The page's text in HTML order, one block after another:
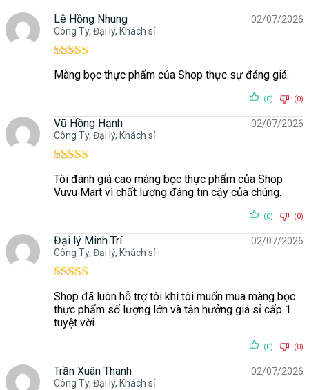
Lê Hồng Nhung
Công Ty, Đại lý, Khách sỉ
02/07/2026
Được xếp
hạng 55 sao
Màng bọc thực phẩm của Shop thực sự đáng giá.
(0) (0)
Vũ Hồng Hạnh
Công Ty, Đại lý, Khách sỉ
02/07/2026
Được xếp
hạng55 sao
Tôi đánh giá cao màng bọc thực phẩm của Shop
Vuvu Mart vì chất lượng đáng tin cậy của chúng.
(0) (0)
Đại lý Minh Trí
Công Ty, Đại lý, Khách sỉ
02/07/2026
Được xếp
hạng 55 sao
Shop đã luôn hỗ trợ tôi khi tôi muốn mua màng bọc
thực phẩm số lượng lớn và tận hưởng giá sỉ cấp 1
tuyệt vời.
(0) (0)
Trần Xuân Thanh
Công Ty, Đại lý, Khách sỉ
02/07/2026